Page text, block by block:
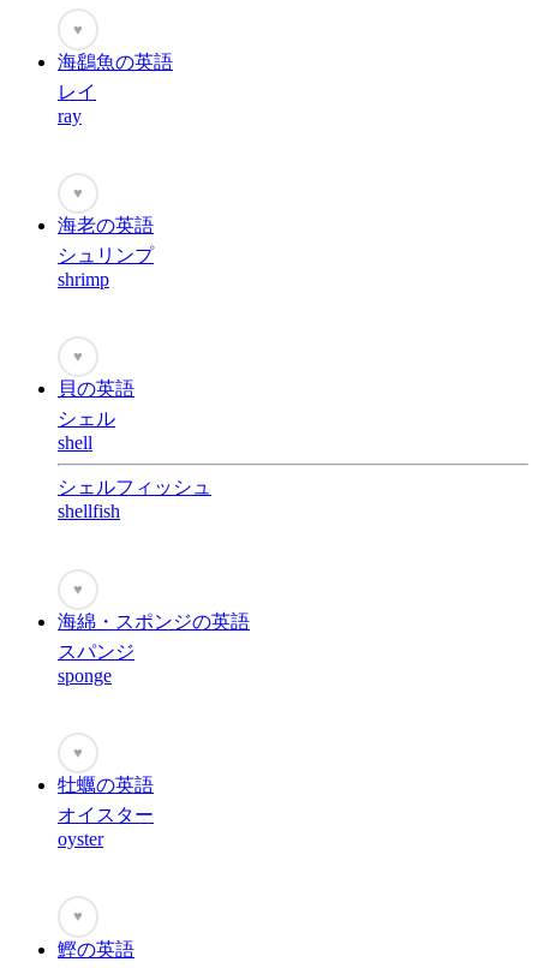
♥
海鷂魚の英語
レイ
ray
♥
海老の英語
シュリンプ
shrimp
♥
貝の英語
シェル
shell
シェルフィッシュ
shellfish
♥
海綿・スポンジの英語
スパンジ
sponge
♥
牡蠣の英語
オイスター
oyster
♥
鰹の英語